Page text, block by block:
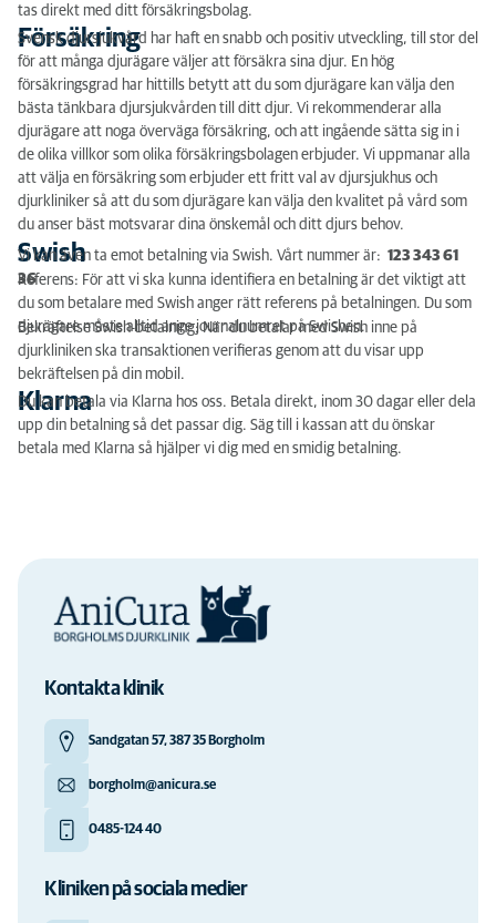
tas direkt med ditt försäkringsbolag.
Försäkring
Svensk djursjukvård har haft en snabb och positiv utveckling, till stor del
för att många djurägare väljer att försäkra sina djur. En hög
försäkringsgrad har hittills betytt att du som djurägare kan välja den
bästa tänkbara djursjukvården till ditt djur. Vi rekommenderar alla
djurägare att noga överväga försäkring, och att ingående sätta sig in i
de olika villkor som olika försäkringsbolagen erbjuder. Vi uppmanar alla
att välja en försäkring som erbjuder ett fritt val av djursjukhus och
djurkliniker så att du som djurägare kan välja den kvalitet på vård som
du anser bäst motsvarar dina önskemål och ditt djurs behov.
Swish
Vi kan även ta emot betalning via Swish. Vårt nummer är: 123 343 61
36
Referens: För att vi ska kunna identifiera en betalning är det viktigt att
du som betalare med Swish anger rätt referens på betalningen. Du som
djurägare måste alltid ange journalnumret på Swishen.
Bekräftelse Swish-betalning: När du betalar med Swish inne på
djurkliniken ska transaktionen verifieras genom att du visar upp
bekräftelsen på din mobil.
Klarna
Du kan betala via Klarna hos oss. Betala direkt, inom 30 dagar eller dela
upp din betalning så det passar dig. Säg till i kassan att du önskar
betala med Klarna så hjälper vi dig med en smidig betalning.
Kontakta klinik
Sandgatan 57, 387 35 Borgholm
borgholm@anicura.se
0485-124 40
Kliniken på sociala medier